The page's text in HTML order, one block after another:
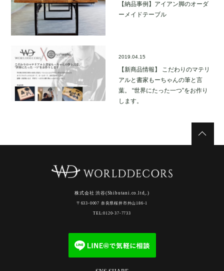
【納品事例】アイアン脚のオーダ
ーメイドテーブル
2019.04.15
【新商品情報】 こだわりのマテリ
アルと書家もーちゃんの筆と言
葉。 “世界にたった一つ”をお作り
します。
株式会社 渋谷(Shibutani.co.ltd,.)
〒633-0007 奈良県桜井市外山186-1
TEL:0120-37-7733